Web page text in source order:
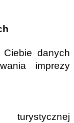
Ciebie danych
imprezy